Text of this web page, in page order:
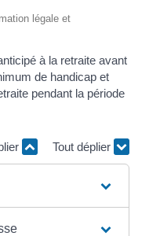
légale et
à la retraite avant
de handicap et
pendant la période
Tout déplier